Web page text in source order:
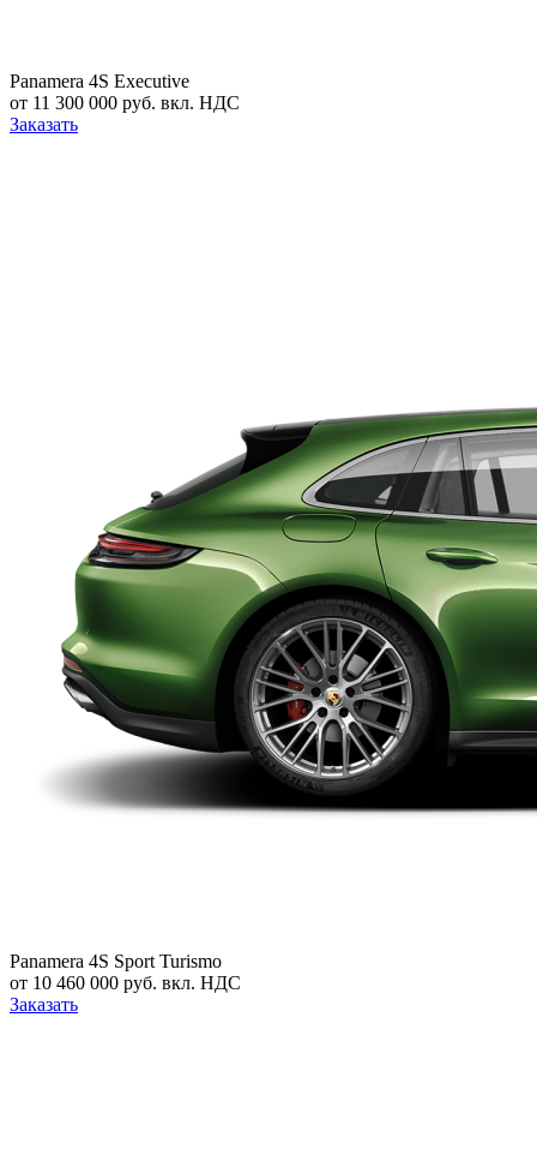
Panamera 4S Executive
от 11 300 000 руб. вкл. НДС
Заказать
Panamera 4S Sport Turismo
от 10 460 000 руб. вкл. НДС
Заказать